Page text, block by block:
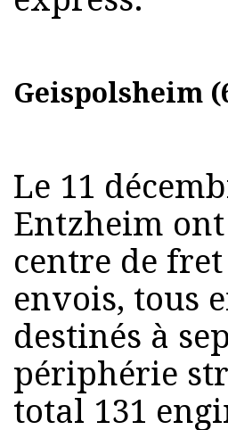
Geispolsheim
Le 11
Entzheim
centre de
envois, tous
destinés à
périphérie
total 131